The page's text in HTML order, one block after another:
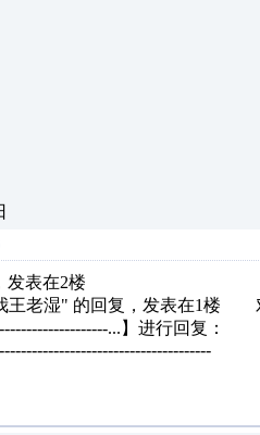
发表在2楼
老湿" 的回复，发表在1楼 对
...】进行回复：